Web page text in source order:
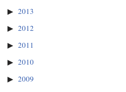
2013
2012
2011
2010
2009